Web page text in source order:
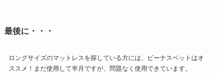
最後に・・・
ロングサイズのマットレスを探している方には、ビーナスベットはオ
ススメ！まだ使用して半月ですが、問題なく使用できています。